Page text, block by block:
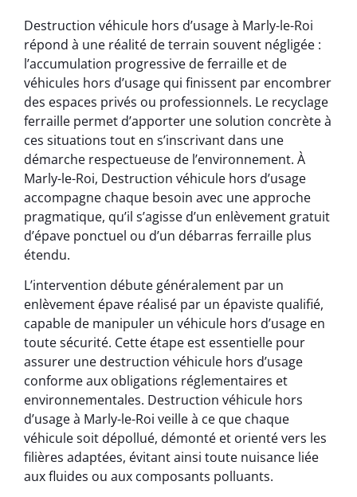
Destruction véhicule hors d’usage à Marly-le-Roi
répond à une réalité de terrain souvent négligée :
l’accumulation progressive de ferraille et de
véhicules hors d’usage qui finissent par encombrer
des espaces privés ou professionnels. Le recyclage
ferraille permet d’apporter une solution concrète à
ces situations tout en s’inscrivant dans une
démarche respectueuse de l’environnement. À
Marly-le-Roi, Destruction véhicule hors d’usage
accompagne chaque besoin avec une approche
pragmatique, qu’il s’agisse d’un enlèvement gratuit
d’épave ponctuel ou d’un débarras ferraille plus
étendu.
L’intervention débute généralement par un
enlèvement épave réalisé par un épaviste qualifié,
capable de manipuler un véhicule hors d’usage en
toute sécurité. Cette étape est essentielle pour
assurer une destruction véhicule hors d’usage
conforme aux obligations réglementaires et
environnementales. Destruction véhicule hors
d’usage à Marly-le-Roi veille à ce que chaque
véhicule soit dépollué, démonté et orienté vers les
filières adaptées, évitant ainsi toute nuisance liée
aux fluides ou aux composants polluants.